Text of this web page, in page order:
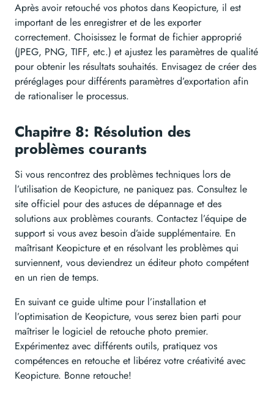
Après avoir retouché vos photos dans Keopicture, il est
important de les enregistrer et de les exporter
correctement. Choisissez le format de fichier approprié
(JPEG, PNG, TIFF, etc.) et ajustez les paramètres de qualité
pour obtenir les résultats souhaités. Envisagez de créer des
préréglages pour différents paramètres d’exportation afin
de rationaliser le processus.
Chapitre 8: Résolution des
problèmes courants
Si vous rencontrez des problèmes techniques lors de
l’utilisation de Keopicture, ne paniquez pas. Consultez le
site officiel pour des astuces de dépannage et des
solutions aux problèmes courants. Contactez l’équipe de
support si vous avez besoin d’aide supplémentaire. En
maîtrisant Keopicture et en résolvant les problèmes qui
surviennent, vous deviendrez un éditeur photo compétent
en un rien de temps.
En suivant ce guide ultime pour l’installation et
l’optimisation de Keopicture, vous serez bien parti pour
maîtriser le logiciel de retouche photo premier.
Expérimentez avec différents outils, pratiquez vos
compétences en retouche et libérez votre créativité avec
Keopicture. Bonne retouche!